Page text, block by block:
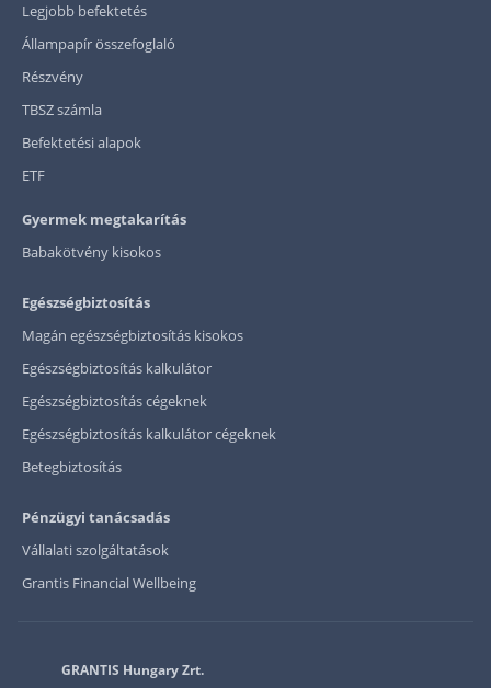
Legjobb befektetés
Állampapír összefoglaló
Részvény
TBSZ számla
Befektetési alapok
ETF
Gyermek megtakarítás
Babakötvény kisokos
Egészségbiztosítás
Magán egészségbiztosítás kisokos
Egészségbiztosítás kalkulátor
Egészségbiztosítás cégeknek
Egészségbiztosítás kalkulátor cégeknek
Betegbiztosítás
Pénzügyi tanácsadás
Vállalati szolgáltatások
Grantis Financial Wellbeing
GRANTIS Hungary Zrt.